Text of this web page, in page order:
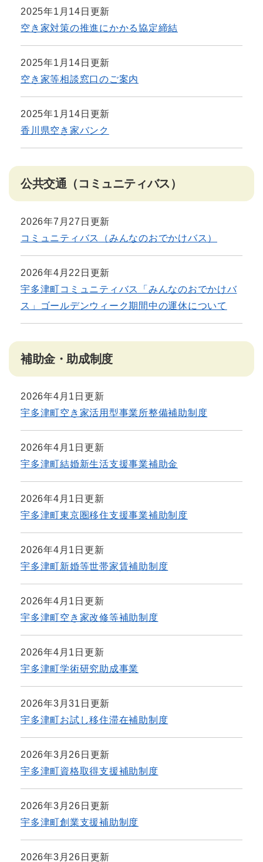
2025年1月14日更新
空き家対策の推進にかかる協定締結
2025年1月14日更新
空き家等相談窓口のご案内
2025年1月14日更新
香川県空き家バンク
公共交通（コミュニティバス）
2026年7月27日更新
コミュニティバス（みんなのおでかけバス）
2026年4月22日更新
宇多津町コミュニティバス「みんなのおでかけバ
ス」ゴールデンウィーク期間中の運休について
補助金・助成制度
2026年4月1日更新
宇多津町空き家活用型事業所整備補助制度
2026年4月1日更新
宇多津町結婚新生活支援事業補助金
2026年4月1日更新
宇多津町東京圏移住支援事業補助制度
2026年4月1日更新
宇多津町新婚等世帯家賃補助制度
2026年4月1日更新
宇多津町空き家改修等補助制度
2026年4月1日更新
宇多津町学術研究助成事業
2026年3月31日更新
宇多津町お試し移住滞在補助制度
2026年3月26日更新
宇多津町資格取得支援補助制度
2026年3月26日更新
宇多津町創業支援補助制度
2026年3月26日更新